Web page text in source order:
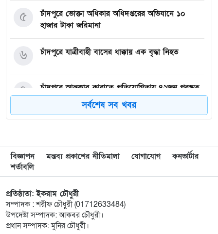
চাঁদপুরে ভোক্তা অধিকার অধিদপ্তরের অভিযানে ১০
হাজার টাকা জরিমানা
৫
চাঁদপুরে যাত্রীবাহী বাসের ধাক্কায় এক বৃদ্ধা নিহত
৬
চাঁদপুরে আন্তক্লাব কারাতে প্রতিযোগিতায় ৪২জন পুরস্কৃত
৭
হাজীগঞ্জে ফুটপাত দখলে রাখায় দু’হকারকে জেল ও ৩
মাদকমুক্ত সমাজ বিনির্মাণে সচেতনতা বৃদ্ধির কোনো
৯
হাজীগঞ্জে প্রেসক্লাব থেকে সাংবাদিককে তুলে নিয়ে
মারধর : আটক ২, হোটেল সিলগালা
১০
সর্বশেষ সব খবর
বিজ্ঞাপন মন্তব্য প্রকাশের নীতিমালা যোগাযোগ
কনভার্টার
শর্তাবলি
প্রতিষ্ঠাতা: ইকরাম চৌধুরী
সম্পাদক : শরীফ চৌধুরী (01712633484)
উপদেষ্টা সম্পাদক: আকবর চৌধুরী।
প্রধান সম্পাদক: মুনির চৌধুরী।